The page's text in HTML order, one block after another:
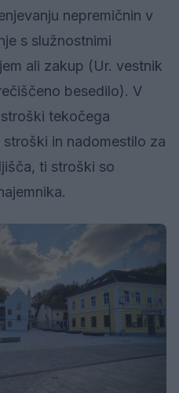
nepremičnin v
s služnostnimi
ali zakup (Ur. vestnik
besedilo). V
tekočega
in nadomestilo za
ti stroški so